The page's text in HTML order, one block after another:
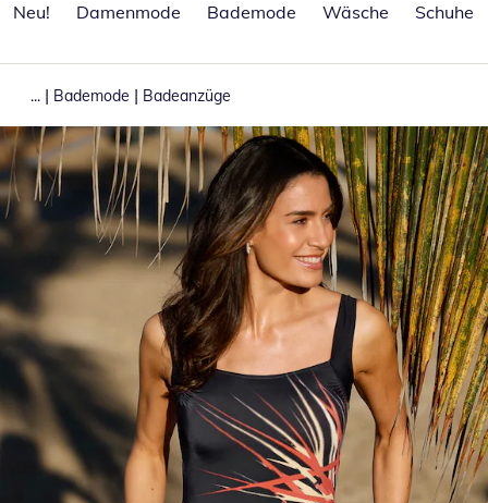
Neu!
Damenmode Bademode Wäsche Schuhe
... | Bademode | Badeanzüge